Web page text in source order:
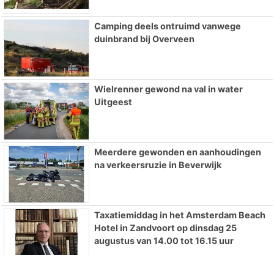
Camping deels ontruimd vanwege
duinbrand bij Overveen
Wielrenner gewond na val in water
Uitgeest
Meerdere gewonden en aanhoudingen
na verkeersruzie in Beverwijk
Taxatiemiddag in het Amsterdam Beach
Hotel in Zandvoort op dinsdag 25
augustus van 14.00 tot 16.15 uur